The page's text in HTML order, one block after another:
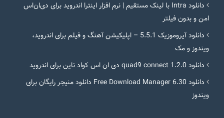
دانلود Intra با لینک مستقیم | نرم افزار اینترا اندروید برای دی‌ان‌اس
امن و بدون فیلتر
دانلود آیروموزیک 5.5.1 – اپلیکیشن آهنگ و فیلم برای اندروید،
ویندوز و مک
دانلود quad9 connect 1.2.0 دی ان اس کواد ناین برای اندروید
دانلود Free Download Manager 6.30 دانلود منیجر رایگان برای
ویندوز